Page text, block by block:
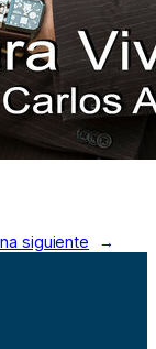
siguiente →